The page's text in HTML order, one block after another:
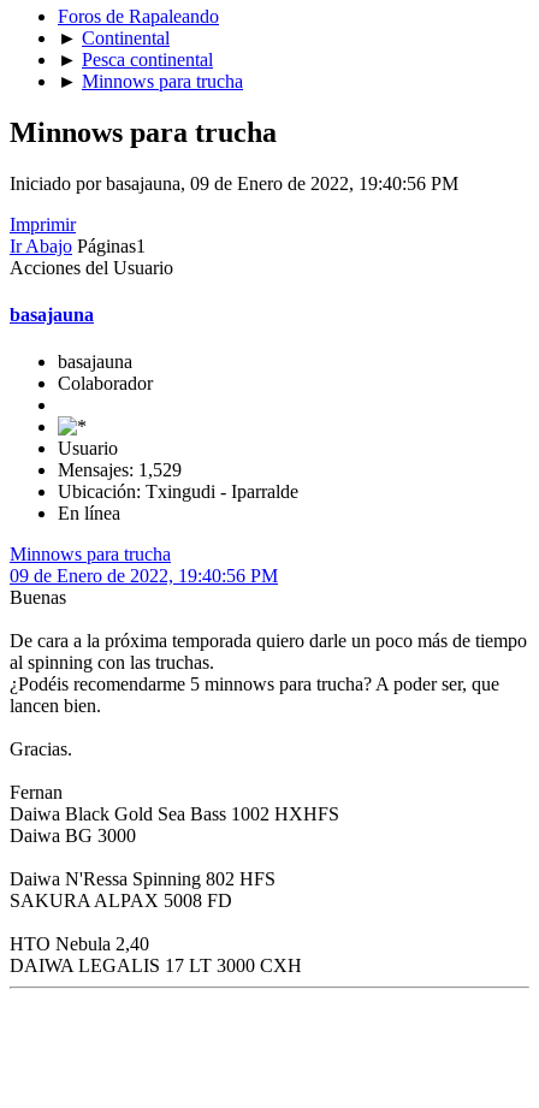
Foros de Rapaleando
► Continental
► Pesca continental
► Minnows para trucha
Minnows para trucha
Iniciado por basajauna, 09 de Enero de 2022, 19:40:56 PM
Imprimir
Ir Abajo Páginas1
Acciones del Usuario
basajauna
basajauna
Colaborador
Usuario
Mensajes: 1,529
Ubicación: Txingudi - Iparralde
En línea
Minnows para trucha
09 de Enero de 2022, 19:40:56 PM
Buenas
De cara a la próxima temporada quiero darle un poco más de tiempo
al spinning con las truchas.
¿Podéis recomendarme 5 minnows para trucha? A poder ser, que
lancen bien.
Gracias.
Fernan
Daiwa Black Gold Sea Bass 1002 HXHFS
Daiwa BG 3000
Daiwa N'Ressa Spinning 802 HFS
SAKURA ALPAX 5008 FD
HTO Nebula 2,40
DAIWA LEGALIS 17 LT 3000 CXH